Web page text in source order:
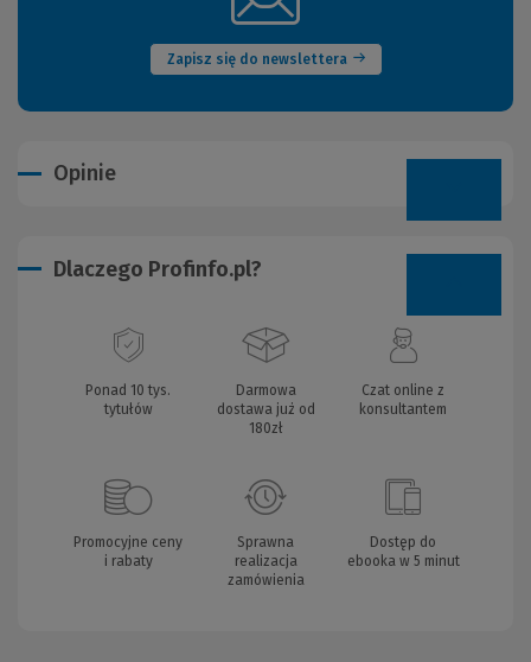
Zapisz się do newslettera
okno)
Opinie
Dlaczego Profinfo.pl?
Ponad 10 tys.
tytułów
Darmowa
dostawa już od
180zł
Czat online z
konsultantem
Promocyjne ceny
i rabaty
Sprawna
realizacja
zamówienia
Dostęp do
ebooka w 5 minut